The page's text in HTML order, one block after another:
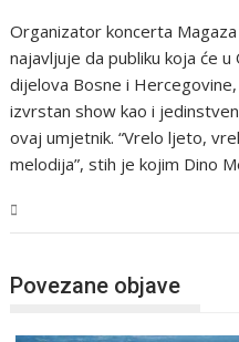
Organizator koncerta
najavljuje da publiku koja će
dijelova Bosne i
izvrstan show kao i
ovaj umjetnik. “Vrelo ljeto,
melodija”, stih je kojim Dino
Povezane objave